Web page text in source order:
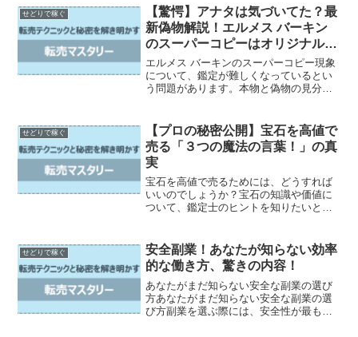
せどりで稼ぐ
【驚愕】アナタは気づいてた？最
新偽物解説！エルメス バーキン
のスーパーコピーはオリジナルじ
ゃなかった！
エルメス バーキンのスーパーコピー現象
について、鑑定が難しくなっているとい
う問題があります。本物と偽物の見分け
安心して商品を購入するための注意点も
紹介します。さらに、偽...
せどりで稼ぐ
【プロの秘密公開】宝石を高値で
売る「３つの魔法の言葉！」の真
実
宝石を高値で売るためには、どうすれば
いいのでしょうか？宝石の知識や価値に
ついて、鑑定士のヒントを知りたいと思
があるかもしれません。この記事では、
そんな貴方の疑問にお答え...
せどりで稼ぐ
安全副業！あなたが知らない効率
的な働き方、驚きの内容！
あなたがまだ知らない安全な副業の選び
方あなたがまだ知らない安全な副業の選
び方副業を選ぶ際には、安全性が最も重